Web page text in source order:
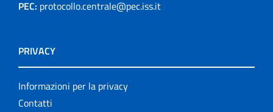
PEC: protocollo.centrale@pec.iss.it
PRIVACY
Informazioni per la privacy
Contatti